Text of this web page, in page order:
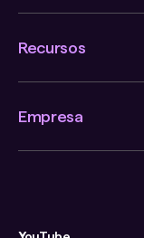
Recursos
Empresa